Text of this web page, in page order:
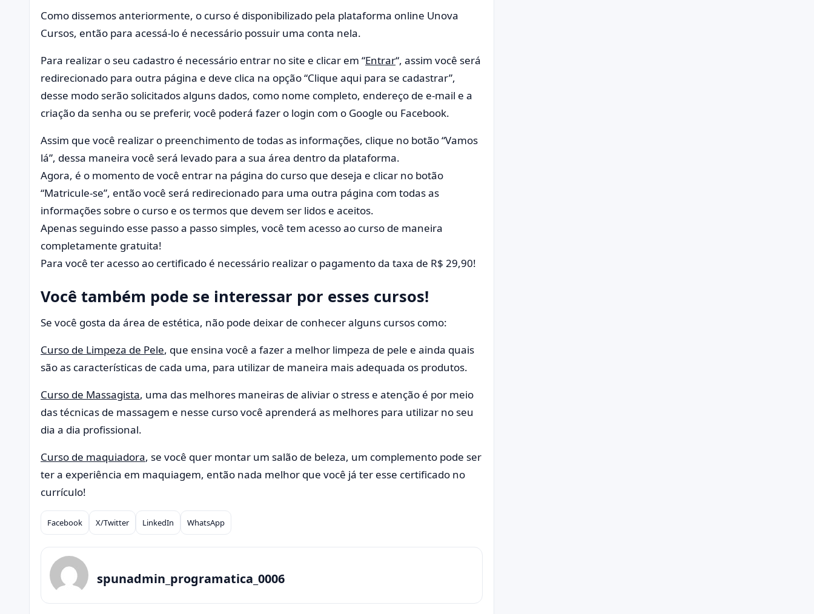
Como dissemos anteriormente, o curso é disponibilizado pela plataforma online Unova
Cursos, então para acessá-lo é necessário possuir uma conta nela.
Para realizar o seu cadastro é necessário entrar no site e clicar em “Entrar“, assim você será
redirecionado para outra página e deve clica na opção “Clique aqui para se cadastrar”,
desse modo serão solicitados alguns dados, como nome completo, endereço de e-mail e a
criação da senha ou se preferir, você poderá fazer o login com o Google ou Facebook.
Assim que você realizar o preenchimento de todas as informações, clique no botão “Vamos
lá”, dessa maneira você será levado para a sua área dentro da plataforma.
Agora, é o momento de você entrar na página do curso que deseja e clicar no botão
“Matricule-se”, então você será redirecionado para uma outra página com todas as
informações sobre o curso e os termos que devem ser lidos e aceitos.
Apenas seguindo esse passo a passo simples, você tem acesso ao curso de maneira
completamente gratuita!
Para você ter acesso ao certificado é necessário realizar o pagamento da taxa de R$ 29,90!
Você também pode se interessar por esses cursos!
Se você gosta da área de estética, não pode deixar de conhecer alguns cursos como:
Curso de Limpeza de Pele, que ensina você a fazer a melhor limpeza de pele e ainda quais
são as características de cada uma, para utilizar de maneira mais adequada os produtos.
Curso de Massagista, uma das melhores maneiras de aliviar o stress e atenção é por meio
das técnicas de massagem e nesse curso você aprenderá as melhores para utilizar no seu
dia a dia profissional.
Curso de maquiadora, se você quer montar um salão de beleza, um complemento pode ser
ter a experiência em maquiagem, então nada melhor que você já ter esse certificado no
currículo!
Compartilhar
Facebook X/Twitter LinkedIn WhatsApp
spunadmin_programatica_0006